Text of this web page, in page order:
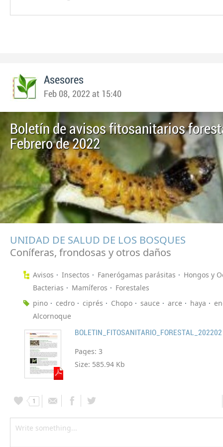
Asesores
Feb 08, 2022 at 15:40
Boletín de avisos fitosanitarios
Febrero de 2022
UNIDAD DE SALUD DE LOS BOSQUES
Coníferas, frondosas y otros daños
Avisos Insectos Fanerógamas parásitas
Hongos y
Bacterias
Mamíferos
Forestales
pino
cedro ciprés Chopo sauce arce haya
Alcornoque
BOLETIN_FITOSANITARIO_FORESTAL_202202
Pages: 3
Size: 585.94 Kb
1